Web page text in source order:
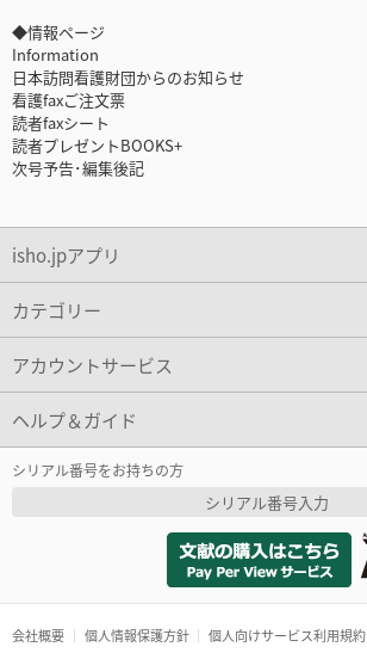
◆情報ページ
Information
日本訪問看護財団からのお知らせ
看護faxご注文票
読者faxシート
読者プレゼントBOOKS+
次号予告･編集後記
isho.jpアプリ
カテゴリー
アカウントサービス
ヘルプ＆ガイド
シリアル番号をお持ちの方
シリアル番号入力
会社概要 個人情報保護方針
個人向けサービス利用規約